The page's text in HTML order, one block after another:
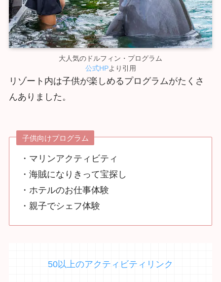
大人気のドルフィン・プログラム
公式HPより引用
リゾート内は子供が楽しめるプログラムがたくさ
んありました。
子供向けプログラム
・マリンアクティビティ
・海賊になりきって宝探し
・ホテルのお仕事体験
・親子でシェフ体験
50以上のアクティビティリンク